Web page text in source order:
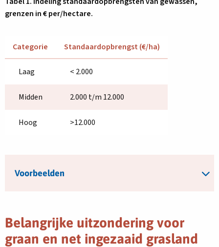
grenzen in € per/hectare.
Categorie Standaardopbrengst (€/ha)
Laag < 2.000
Midden 2.000 t/m 12.000
Hoog >12.000
Voorbeelden
Belangrijke uitzondering voor
graan en net ingezaaid grasland